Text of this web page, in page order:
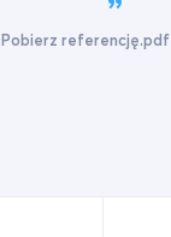
Pobierz referencję.pdf